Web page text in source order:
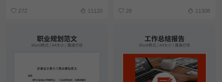
272 11120 28 11308